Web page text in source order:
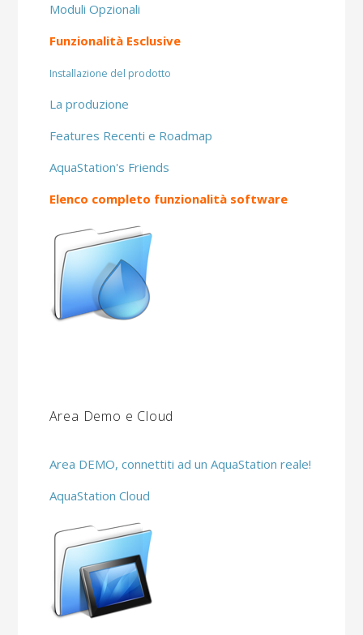
Moduli Opzionali
Funzionalità Esclusive
Installazione del prodotto
La produzione
Features Recenti e Roadmap
AquaStation's Friends
Elenco completo funzionalità software
Area Demo e Cloud
Area DEMO, connettiti ad un AquaStation reale!
AquaStation Cloud